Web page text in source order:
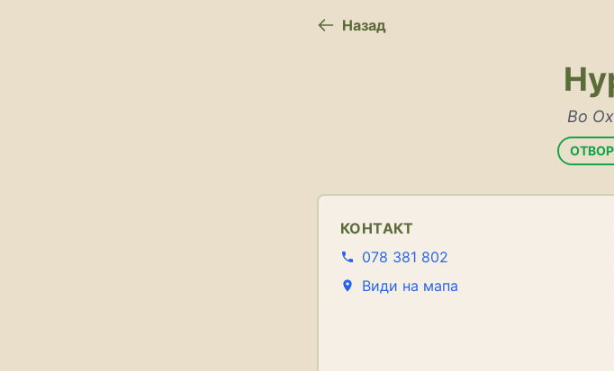
Назад
Во
КОНТАКТ
078 381 802
Види на мапа